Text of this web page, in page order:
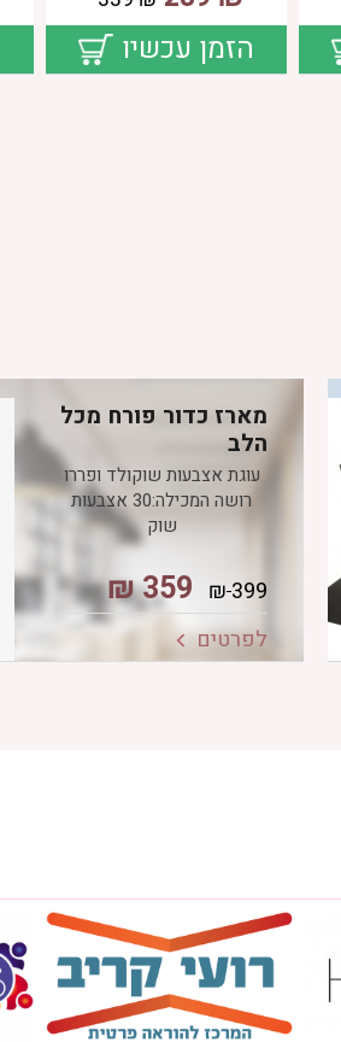
הזמן עכשיו
מארז כדור פורח מכל
הלב
עוגת אצבעות שוקולד ופררו
רושה המכילה:30 אצבעות
שוק
₪399
₪359
לפרטים